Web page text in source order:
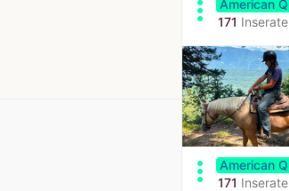
more_vert
American
171
more_vert
American
171